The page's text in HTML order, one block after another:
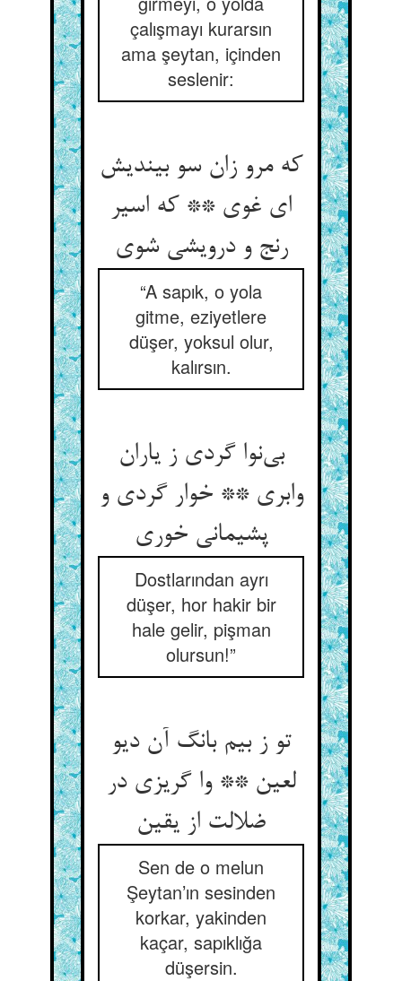
çalışmayı kurarsın
ama şeytan, içinden
seslenir:
که مرو زان سو بیندیش
ای غوی ** که اسیر
رنج و درویشی شوی
“A sapık, o yola
gitme, eziyetlere
düşer, yoksul olur,
kalırsın.
بی‌نوا گردی ز یاران
وابری ** خوار گردی و
پشیمانی خوری
Dostlarından ayrı
düşer, hor hakir bir
hale gelir, pişman
olursun!”
تو ز بیم بانگ آن دیو
لعین ** وا گریزی در
ضلالت از یقین
Sen de o melun
Şeytan’ın sesinden
korkar, yakinden
kaçar, sapıklığa
düşersin.